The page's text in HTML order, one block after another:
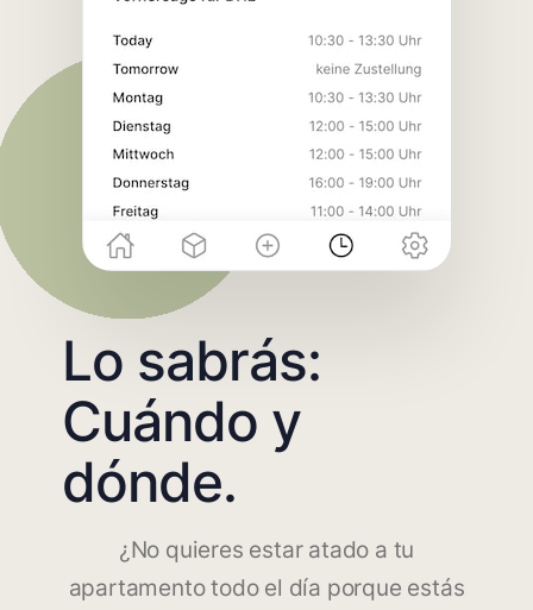
Lo sabrás:
Cuándo y
dónde.
¿No quieres estar atado a tu
apartamento todo el día porque estás